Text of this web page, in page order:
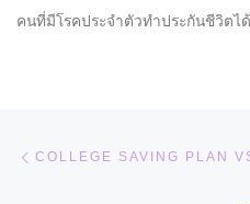
คนที่มีโรคประจำตัวทำประกันชีวิตไ
COLLEGE SAVING PLAN